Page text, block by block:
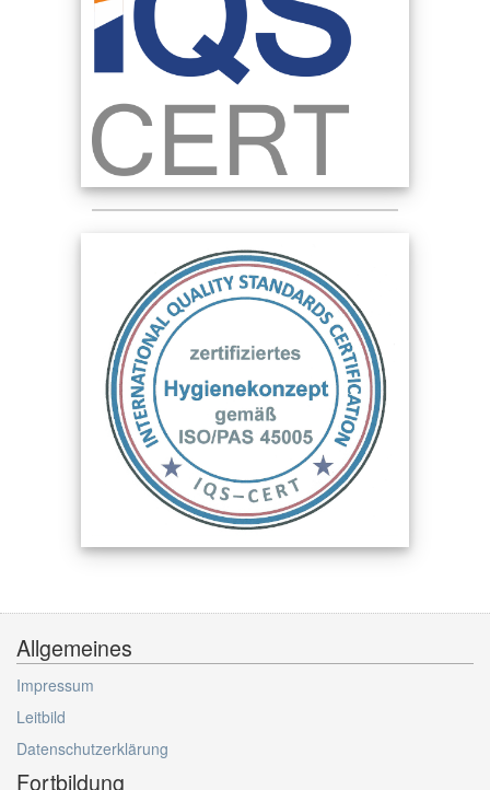
Allgemeines
Impressum
Leitbild
Datenschutzerklärung
Fortbildung